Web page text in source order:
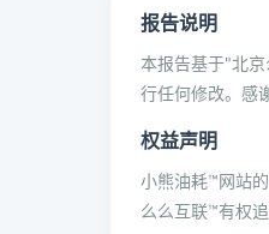
报告说明
本报告基于"北
行任何修改。感
权益声明
小熊油耗™网站
么么互联™有权